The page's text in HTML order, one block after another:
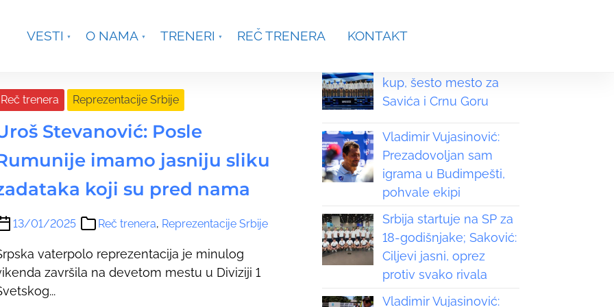
VESTI O NAMA TRENERI REČ TRENERA KONTAKT
Reč trenera Reprezentacije Srbije
Stevanović: Posle
imamo jasniju sliku
koji su pred nama
13/01/2025 Reč trenera, Reprezentacije Srbije
vaterpolo reprezentacija je minulog
završila na devetom mestu u Diviziji 1
kup, šesto mesto za
Savića i Crnu Goru
Vladimir Vujasinović:
Prezadovoljan sam
igrama u Budimpešti,
pohvale ekipi
Srbija startuje na SP za
18-godišnjake; Saković:
Ciljevi jasni, oprez
protiv svako rivala
Vladimir Vujasinović: